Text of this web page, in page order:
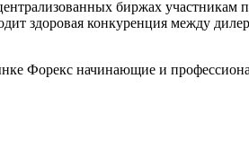
биржах участникам
здоровая конкуренция между
Форекс начинающие и